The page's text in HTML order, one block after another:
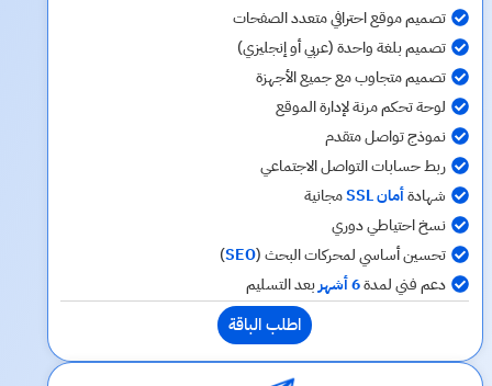
تصميم موقع احترافي متعدد الصفحات
تصميم بلغة واحدة (عربي أو إنجليزي)
تصميم متجاوب مع جميع الأجهزة
لوحة تحكم مرنة لإدارة الموقع
نموذج تواصل متقدم
ربط حسابات التواصل الاجتماعي
شهادةأمان SSL
مجانية
نسخ احتياطي دوري
تحسين أساسي لمحركات البحث (SEO
)
دعم فني لمدة6 أشهر بعد التسليم
اطلب الباقة